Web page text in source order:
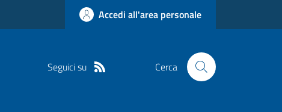
Accedi all'area personale
Seguici su Cerca